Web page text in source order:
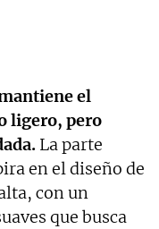
el
ligero, pero
La parte
en el diseño de
con un
que busca